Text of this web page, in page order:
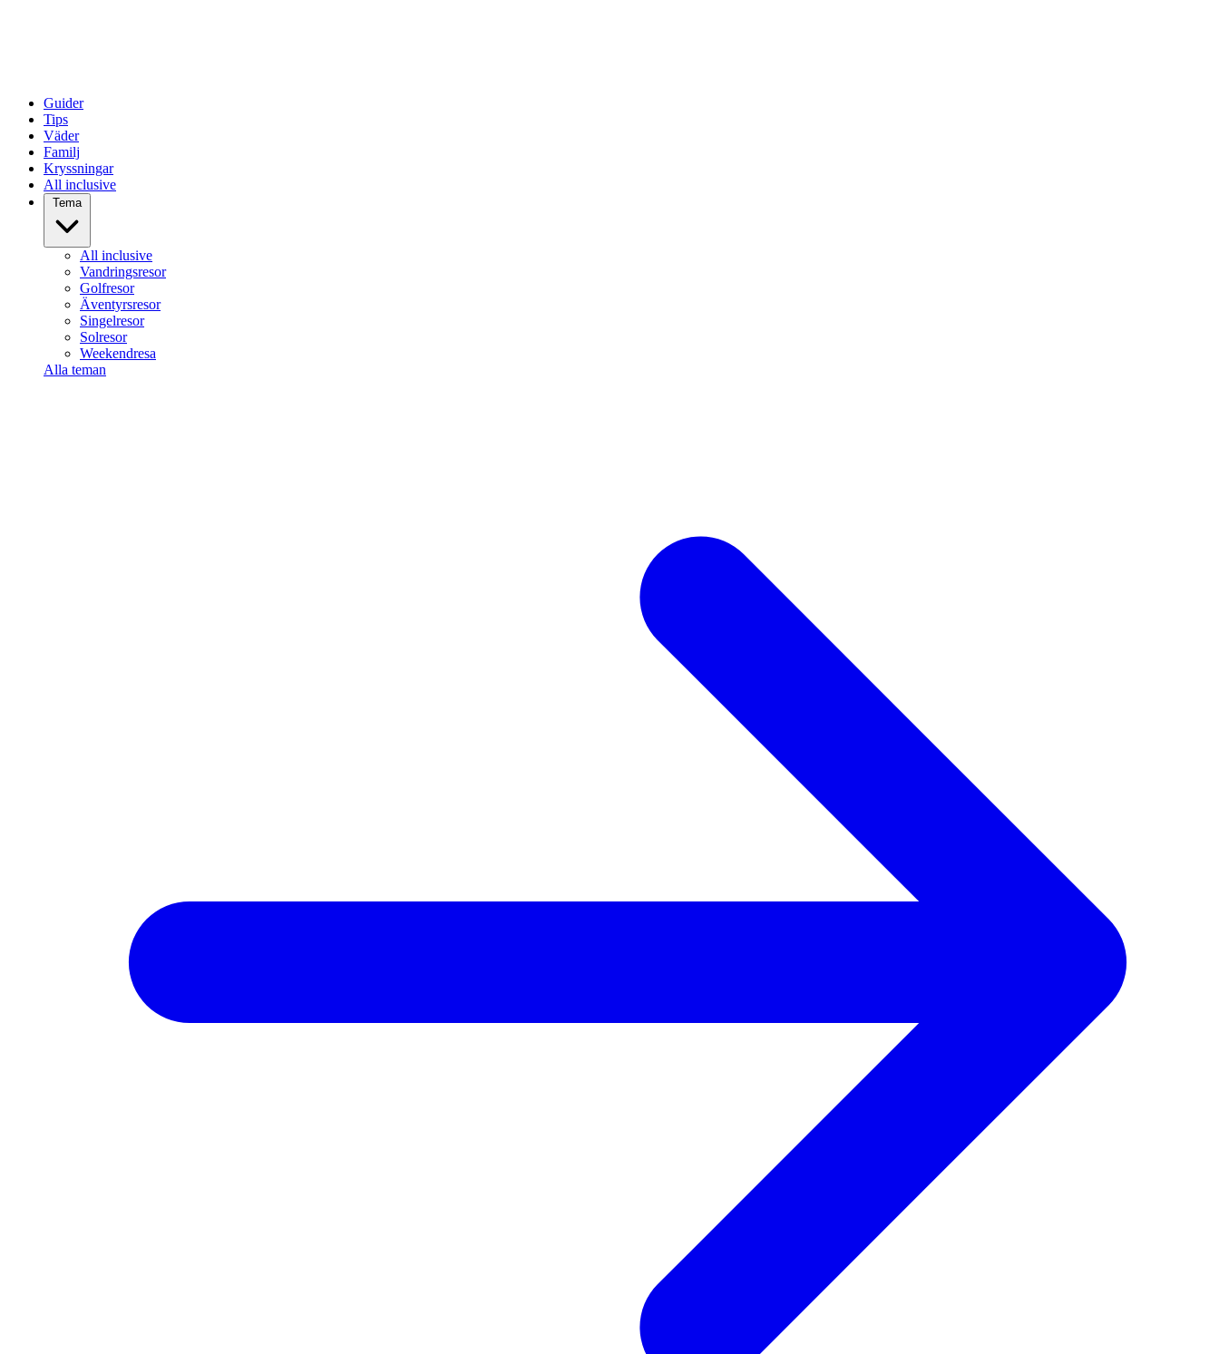
Guider
Tips
Väder
Familj
Kryssningar
All inclusive
Tema
All inclusive
Vandringsresor
Golfresor
Äventyrsresor
Singelresor
Solresor
Weekendresa
Alla teman